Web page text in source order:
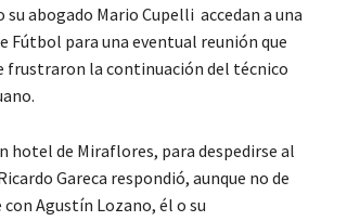
abogado Mario Cupelli accedan a una
Fútbol para una eventual reunión que
frustraron la continuación del técnico
hotel de Miraflores, para despedirse al
Gareca respondió, aunque no de
Agustín Lozano, él o su